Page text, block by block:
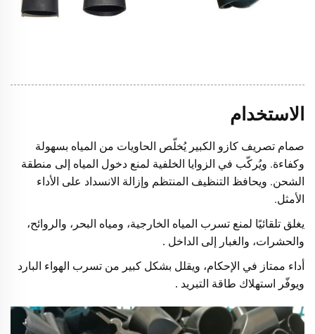
الاستخدام
صمام تصريف كازو الكبير يُخلّص الحاويات من المياه بسهولة
وكفاءة. ويُركّب في الزوايا الخلفية لمنع دخول المياه إلى منطقة
الشحن. ويحافظ التنظيف المنتظم وإزالة الانسداد على الأداء
الأمثل.
يغلق تلقائيًا لمنع تسرب المياه الخارجية، ومياه البحر، والروائح،
والحشرات، والغبار إلى الداخل .
أداء ممتاز في الإحكام، ويقلل بشكل كبير من تسرب الهواء البارد
ويوفّر استهلاك طاقة التبريد .